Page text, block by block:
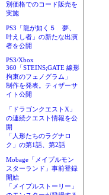
別価格でのコード販売を
実施
PS3「龍が如く５ 夢、
叶えし者」の新たな出演
者を公開
PS3/Xbox
360「STEINS;GATE 線形
拘束のフェノグラム」
制作を発表。ティザーサ
イト公開
「ドラゴンクエストX」
の連続クエスト情報を公
開
「人形たちのラグナロ
ク」の第1話、第2話
Mobage「メイプルモン
スターランド」事前登録
開始
「メイプルストーリー」